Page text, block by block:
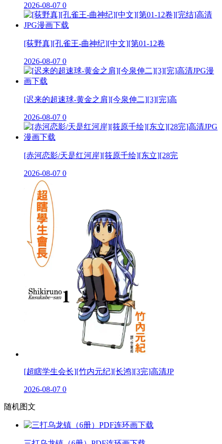
2026-08-07 0
[荻野真][孔雀王-曲神纪][中文][第01-12卷
2026-08-07 0
[迟来的超速球-黄金之肩][今泉伸二][3][完]高
2026-08-07 0
[赤河恋影/天是红河岸][筱原千绘][东立][28完
2026-08-07 0
[超瞎学生会长][竹内元纪][长鸿][3完]高清JP
2026-08-07 0
随机图文